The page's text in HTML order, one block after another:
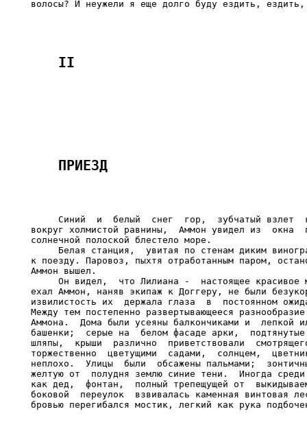
Синий  и  белый  снег  гор,  зубчатый взлет
вокруг холмистой равнины,  Аммон увидел из  окна
солнечной полоской блестело море.
Белая станция,  увитая по стенам диким
к поезду. Паровоз, пыхтя отработанным паром,
Аммон вышел.
Он видел,  что Лилиана -  настоящее красивое
ехал Аммон, наняв экипаж к Доггеру, не были
извилистость их  держала глаза  в  постоянном
Между тем постепенно развертывающееся
Аммона.  Дома были усеяны балкончиками и  лепкой
башенки;  серые на  белом фасаде арки,
шляпы,  крыши  различно  приветствовали
торжественно  цветущими  садами,  солнцем,
неплохо.  Улицы  были  обсажены пальмами;
желтую от  полудня землю синие тени.  Иногда
как дед,  фонтан,  полный трепещущей от
боковой  переулок  взвивалась каменная винтовая